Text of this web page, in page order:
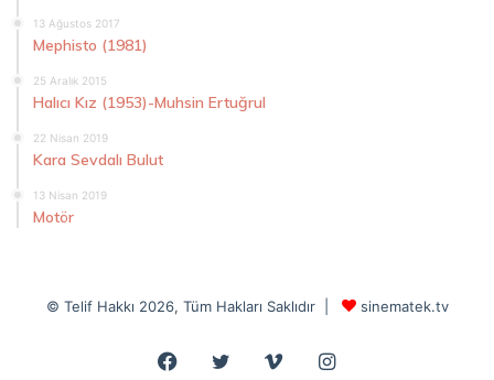
13 Ağustos 2017
Mephisto (1981)
25 Aralık 2015
Halıcı Kız (1953)-Muhsin Ertuğrul
22 Nisan 2019
Kara Sevdalı Bulut
13 Nisan 2019
Motör
© Telif Hakkı 2026, Tüm Hakları Saklıdır | sinematek.tv
Facebook
Twitter VimeoInstagram